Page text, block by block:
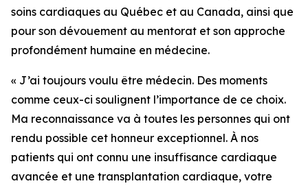
soins cardiaques au Québec et au Canada, ainsi que
pour son dévouement au mentorat et son approche
profondément humaine en médecine.
« J’ai toujours voulu être médecin. Des moments
comme ceux-ci soulignent l’importance de ce choix.
Ma reconnaissance va à toutes les personnes qui ont
rendu possible cet honneur exceptionnel. À nos
patients qui ont connu une insuffisance cardiaque
avancée et une transplantation cardiaque, votre